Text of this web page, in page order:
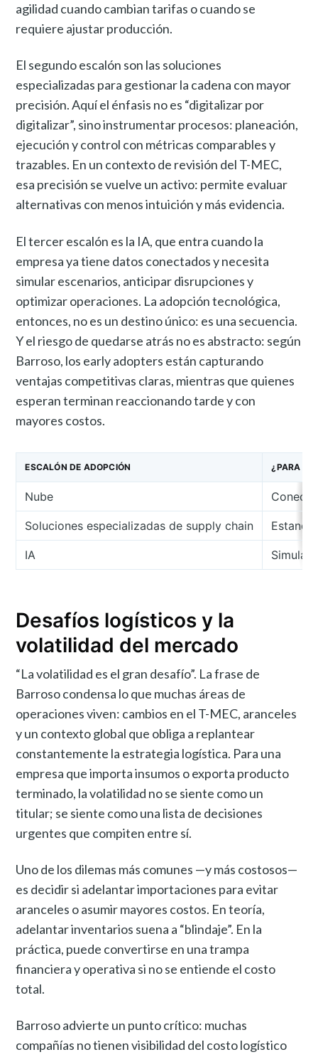
agilidad cuando cambian tarifas o cuando se
requiere ajustar producción.
El segundo escalón son las soluciones
especializadas para gestionar la cadena con mayor
precisión. Aquí el énfasis no es “digitalizar por
digitalizar”, sino instrumentar procesos: planeación,
ejecución y control con métricas comparables y
trazables. En un contexto de revisión del T-MEC,
esa precisión se vuelve un activo: permite evaluar
alternativas con menos intuición y más evidencia.
El tercer escalón es la IA, que entra cuando la
empresa ya tiene datos conectados y necesita
simular escenarios, anticipar disrupciones y
optimizar operaciones. La adopción tecnológica,
entonces, no es un destino único: es una secuencia.
Y el riesgo de quedarse atrás no es abstracto: según
Barroso, los early adopters están capturando
ventajas competitivas claras, mientras que quienes
esperan terminan reaccionando tarde y con
mayores costos.
ESCALÓN DE ADOPCIÓN ¿PARA
Nube
Soluciones especializadas de supply chain
IA Simular
Desafíos logísticos y la
volatilidad del mercado
“La volatilidad es el gran desafío”. La frase de
Barroso condensa lo que muchas áreas de
operaciones viven: cambios en el T-MEC, aranceles
y un contexto global que obliga a replantear
constantemente la estrategia logística. Para una
empresa que importa insumos o exporta producto
terminado, la volatilidad no se siente como un
titular; se siente como una lista de decisiones
urgentes que compiten entre sí.
Uno de los dilemas más comunes —y más costosos—
es decidir si adelantar importaciones para evitar
aranceles o asumir mayores costos. En teoría,
adelantar inventarios suena a “blindaje”. En la
práctica, puede convertirse en una trampa
financiera y operativa si no se entiende el costo
total.
Barroso advierte un punto crítico: muchas
compañías no tienen visibilidad del costo logístico